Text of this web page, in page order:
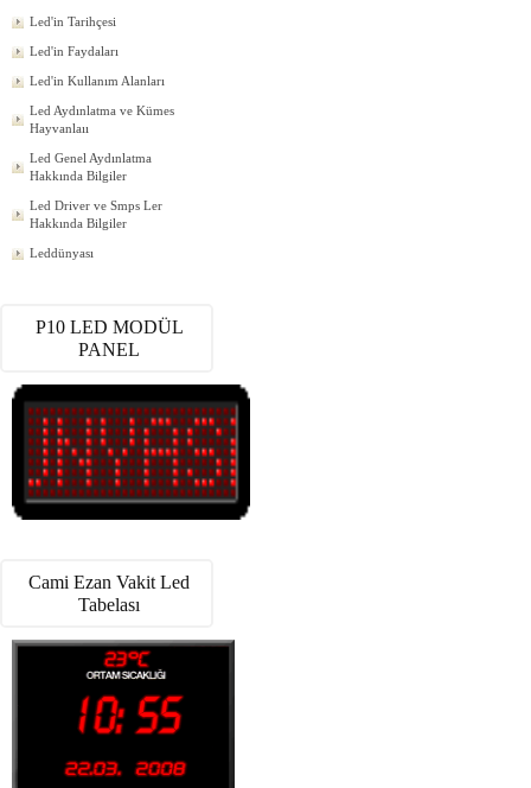
Led'in Tarihçesi
Led'in Faydaları
Led'in Kullanım Alanları
Led Aydınlatma ve Kümes
Hayvanlaıı
Led Genel Aydınlatma
Hakkında Bilgiler
Led Driver ve Smps Ler
Hakkında Bilgiler
Leddünyası
P10 LED MODÜL
PANEL
Cami Ezan Vakit Led
Tabelası